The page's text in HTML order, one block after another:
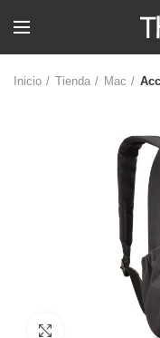
Inicio Tienda Mac
Click to enlarge